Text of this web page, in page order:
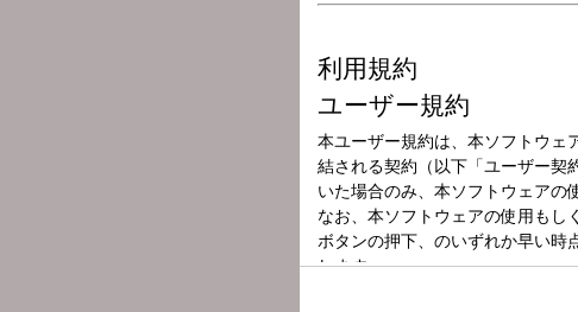
放送局
放送時間
2025年7月12日（土
番組名
Flip The Records ～